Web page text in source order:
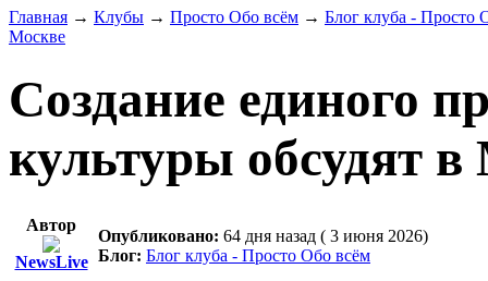
Главная → Клубы → Просто Обо всём → Блог клуба - Просто
Москве
Создание единого
культуры обсудят
Автор
NewsLive
Опубликовано: 64 дня назад ( 3 июня 2026)
Блог: Блог клуба - Просто Обо всём